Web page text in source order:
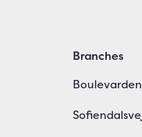
Branches
Boulevarden